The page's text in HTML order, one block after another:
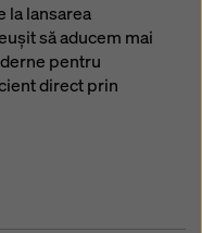
la lansarea
să aducem mai
pentru
direct prin